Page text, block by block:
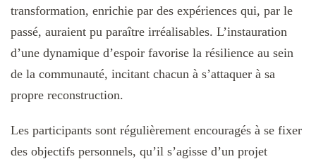
transformation, enrichie par des expériences qui, par le
passé, auraient pu paraître irréalisables. L’instauration
d’une dynamique d’espoir favorise la résilience au sein
de la communauté, incitant chacun à s’attaquer à sa
propre reconstruction.
Les participants sont régulièrement encouragés à se fixer
des objectifs personnels, qu’il s’agisse d’un projet